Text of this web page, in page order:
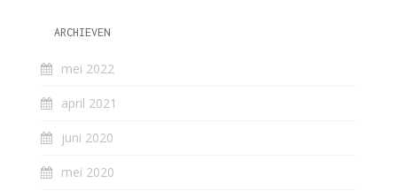
ARCHIEVEN
mei 2022
april 2021
juni 2020
mei 2020